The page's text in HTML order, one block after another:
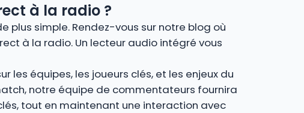
à la radio ?
plus simple. Rendez-vous sur notre blog où
à la radio. Un lecteur audio intégré vous
les équipes, les joueurs clés, et les enjeux du
notre équipe de commentateurs fournira
tout en maintenant une interaction avec